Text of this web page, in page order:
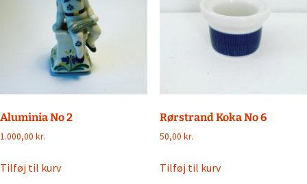
Aluminia No 2
1.000,00 kr.
Tilføj til kurv
Rørstrand Koka No 6
50,00 kr.
Tilføj til kurv